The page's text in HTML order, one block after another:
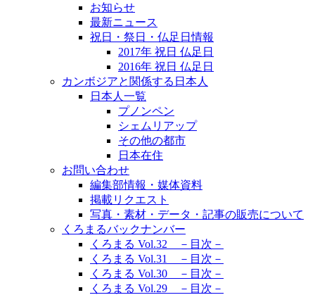
お知らせ
最新ニュース
祝日・祭日・仏足日情報
2017年 祝日 仏足日
2016年 祝日 仏足日
カンボジアと関係する日本人
日本人一覧
プノンペン
シェムリアップ
その他の都市
日本在住
お問い合わせ
編集部情報・媒体資料
掲載リクエスト
写真・素材・データ・記事の販売について
くろまるバックナンバー
くろまる Vol.32 －目次－
くろまる Vol.31 －目次－
くろまる Vol.30 －目次－
くろまる Vol.29 －目次－